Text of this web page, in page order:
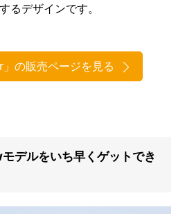
るデザインです。
の販売ページを見る
デルをいち早くゲットでき